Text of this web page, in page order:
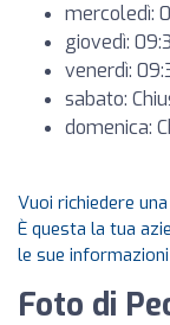
mercoledì:
giovedì:
venerdì:
sabato:
domenica:
Vuoi richiedere
È questa la tua
le sue informazioni
Foto di